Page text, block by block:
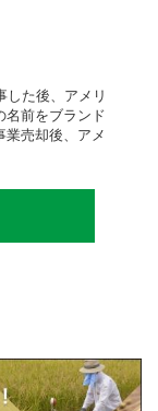
した後、アメリ
名前をブランド
業売却後、アメ
業などの依頼
能産地を訪問調